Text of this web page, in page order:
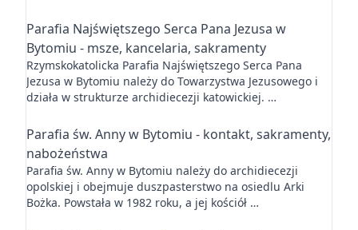
Parafia Najświętszego Serca Pana Jezusa w
Bytomiu - msze, kancelaria, sakramenty
Rzymskokatolicka Parafia Najświętszego Serca Pana
Jezusa w Bytomiu należy do Towarzystwa Jezusowego i
działa w strukturze archidiecezji katowickiej. …
Parafia św. Anny w Bytomiu - kontakt, sakramenty,
nabożeństwa
Parafia św. Anny w Bytomiu należy do archidiecezji
opolskiej i obejmuje duszpasterstwo na osiedlu Arki
Bożka. Powstała w 1982 roku, a jej kościół …